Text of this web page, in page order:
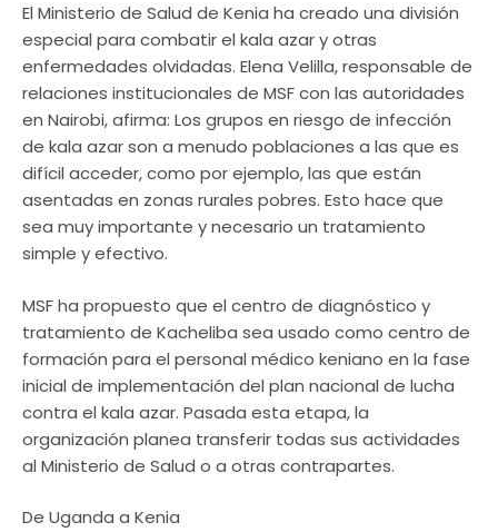
El Ministerio de Salud de Kenia ha creado una división
especial para combatir el kala azar y otras
enfermedades olvidadas. Elena Velilla, responsable de
relaciones institucionales de MSF con las autoridades
en Nairobi, afirma: Los grupos en riesgo de infección
de kala azar son a menudo poblaciones a las que es
difícil acceder, como por ejemplo, las que están
asentadas en zonas rurales pobres. Esto hace que
sea muy importante y necesario un tratamiento
simple y efectivo.
MSF ha propuesto que el centro de diagnóstico y
tratamiento de Kacheliba sea usado como centro de
formación para el personal médico keniano en la fase
inicial de implementación del plan nacional de lucha
contra el kala azar. Pasada esta etapa, la
organización planea transferir todas sus actividades
al Ministerio de Salud o a otras contrapartes.
De Uganda a Kenia